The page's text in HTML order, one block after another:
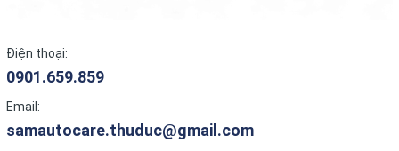
ngoại thất ô tô. Với hơn 10 năm kinh nghiệm trong lĩnh
vực phụ kiện ô tô,
phẩm chính hãng, Giá tốt nhất thị trường, Đội ngũ kỹ
thuật chuyên nghiệp, Chính sách bảo hành chĩnh hãng
Điện thoại:
0901.659.859
Email:
samautocare.thuduc@gmail.com